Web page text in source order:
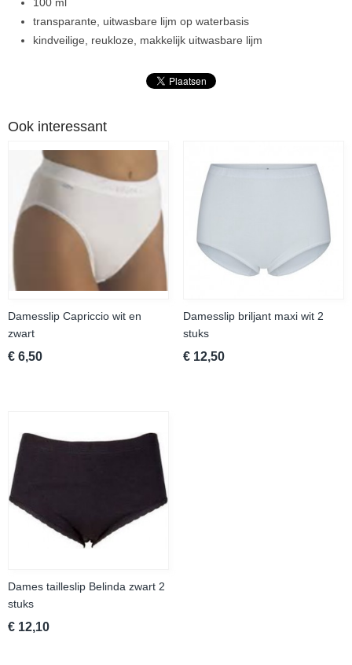
transparante, uitwasbare lijm op waterbasis
kindveilige, reukloze, makkelijk uitwasbare lijm
Ook interessant
Damesslip Capriccio wit en
zwart
€ 6,50
Damesslip briljant maxi wit 2
stuks
€ 12,50
Dames tailleslip Belinda zwart 2
stuks
€ 12,10